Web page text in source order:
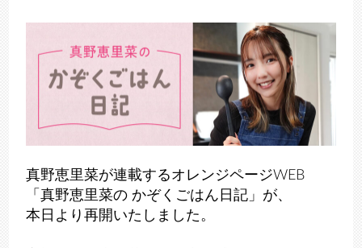
真野恵里菜が連載するオレンジページWEB
「真野恵里菜の かぞくごはん日記」が、
本日より再開いたしました。